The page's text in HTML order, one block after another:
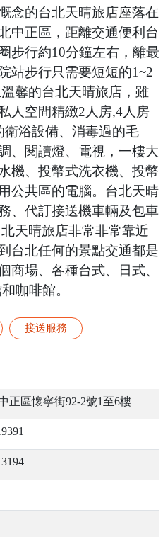
念的台北天晴旅店座落在
中正區，距離交通便利台
步行約10分鐘左右，離最
站步行只需要短短的1~2
馨的台北天晴旅店，雖
人空間精緻2人房,4人房
衛浴設備、消毒過的毛
、閱讀燈、電視，一樓大
機、投幣式洗衣機、投幣
公共區的電腦。台北天晴
、代訂接送機車輛及包車
天晴旅店非常非常靠近
台北任何的景點交通都是
商場、各種台式、日式、
咖啡館。
接送服務
正區懷寧街92-2號1至6樓